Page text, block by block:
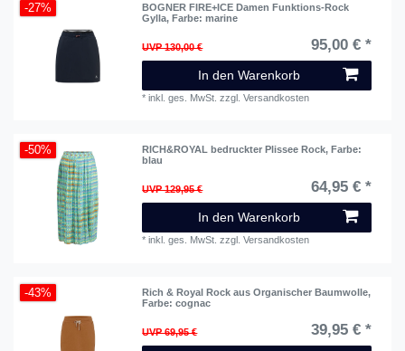
-27%
BOGNER FIRE+ICE Damen Funktions-Rock
Gylla, Farbe: marine
UVP 130,00 € 95,00 € *
In den Warenkorb
*inkl. ges. MwSt. zzgl.Versandkosten
-50% RICH&ROYAL bedruckter Plissee Rock, Farbe:
blau
UVP 129,95 € 64,95 € *
In den Warenkorb
*inkl. ges. MwSt. zzgl.Versandkosten
-43% Rich & Royal Rock aus Organischer Baumwolle,
Farbe: cognac
UVP 69,95 € 39,95 € *